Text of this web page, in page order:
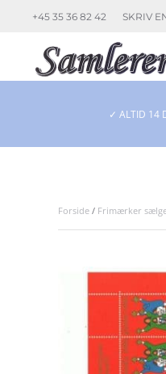
Skip to main content
+45 35 36 82 42 SKRIV
✓ ALTID 14
Forside / Frimærker